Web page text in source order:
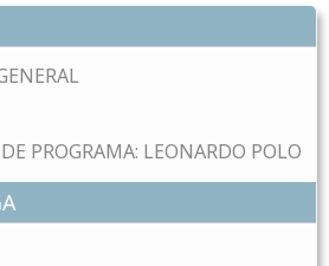
PROGRAMA: LEONARDO POLO